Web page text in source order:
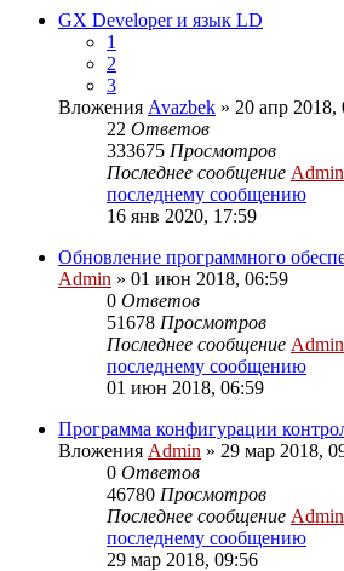
GX Developer и язык LD
1
2
3
Вложения Avazbek » 20 апр 2018,
22 Ответов
333675 Просмотров
Последнее сообщение Admin
последнему сообщению
16 янв 2020, 17:59
Обновление программного
Admin » 01 июн 2018, 06:59
0 Ответов
51678 Просмотров
Последнее сообщение Admin
последнему сообщению
01 июн 2018, 06:59
Программа конфигурации
Вложения Admin » 29 мар 2018,
0 Ответов
46780 Просмотров
Последнее сообщение Admin
последнему сообщению
29 мар 2018, 09:56